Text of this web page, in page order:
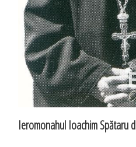
Ieromonahul Ioachim Spătaru